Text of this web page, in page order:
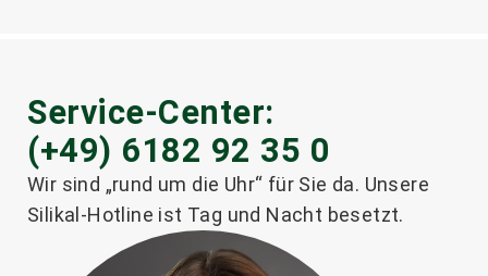
Service-Center:
(+49) 6182 92 35 0
Wir sind „rund um die Uhr“ für Sie da. Unsere
Silikal-Hotline ist Tag und Nacht besetzt.